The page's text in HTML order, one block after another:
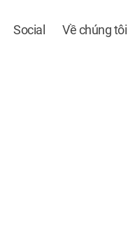
Social Về chúng tôi